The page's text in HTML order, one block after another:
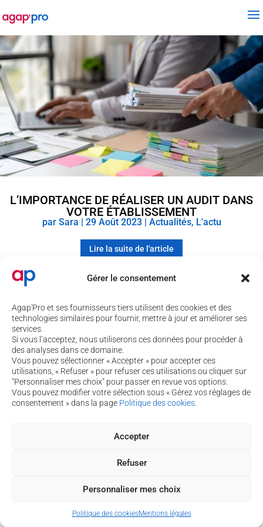
Gérer le consentement
Agap'Pro et ses fournisseurs tiers utilisent des cookies et des
technologies similaires pour fournir, mettre à jour et améliorer ses
services.
Si vous l’acceptez, nous utiliserons ces données pour procéder à
des analyses dans ce domaine.
Vous pouvez sélectionner « Accepter » pour accepter ces
utilisations, « Refuser » pour refuser ces utilisations ou cliquer sur
"Personnaliser mes choix" pour passer en revue vos options.
Vous pouvez modifier votre sélection sous « Gérez vos réglages de
consentement » dans la page Politique des cookies
Accepter
Refuser
Personnaliser mes choix
Politique des cookiesMentions légales
L’IMPORTANCE DE RÉALISER UN AUDIT DANS
VOTRE ÉTABLISSEMENT
par Sara | 29 Août 2023| Actualités, L'actu
Lire la suite de l'article
4 rue de Béguey 33370 TRESSES
05 56 40 69 99
contact@agap-pro.com
Vous souhaitez suivre nos actualités ?
Inscrivez-vous à notre newsletter !
Je m’inscris à la newsletter
Copyright © 2026 Agap'pro
Mentions légales